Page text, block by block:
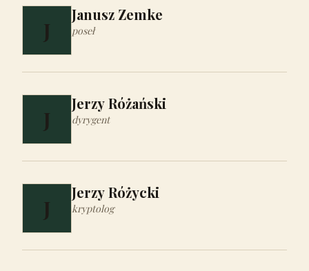
J
Janusz Zemke
poseł
J
Jerzy Różański
dyrygent
J
Jerzy Różycki
kryptolog